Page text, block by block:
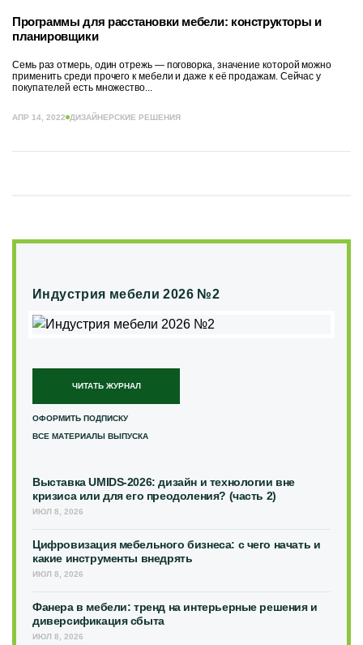
Программы для расстановки мебели: конструкторы и
планировщики
Семь раз отмерь, один отрежь — поговорка, значение которой можно
применить среди прочего к мебели и даже к её продажам. Сейчас у
покупателей есть множество...
АПР 14, 2022 ДИЗАЙНЕРСКИЕ РЕШЕНИЯ
Индустрия мебели 2026 №2
ЧИТАТЬ ЖУРНАЛ
ОФОРМИТЬ ПОДПИСКУ
ВСЕ МАТЕРИАЛЫ ВЫПУСКА
Выставка UMIDS-2026: дизайн и технологии вне
кризиса или для его преодоления? (часть 2)
ИЮЛ 8, 2026
Цифровизация мебельного бизнеса: с чего начать и
какие инструменты внедрять
ИЮЛ 8, 2026
Фанера в мебели: тренд на интерьерные решения и
диверсификация сбыта
ИЮЛ 8, 2026